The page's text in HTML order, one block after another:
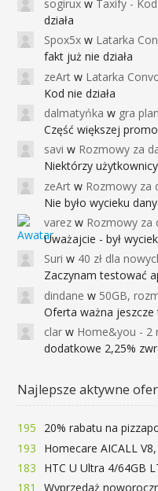
sogirux w Taxify -
działa
Spox5x w Latarka Convoy S2+
fakt już nie działa
zeArt w Latarka Convoy S2+ za
Kod nie działa
dalmatyńka w gra
Część większej
savi w Rozmowy za
Niektórzy użytkownicy
zeArt w Rozmowy za
Nie było wycieku danych
varez w Rozmowy za
Uważajcie - był wyciek
Suri w 40 zł dla nowych
Zaczynam testować
dindane w 50GB, rozmowy, SMS, MMS bez limitu
Oferta ważna jeszcze
clar w Home&you - 2 rzecz
dodatkowe 2,25%
Najlepsze aktywne
195
20% rabatu na
193
183
181